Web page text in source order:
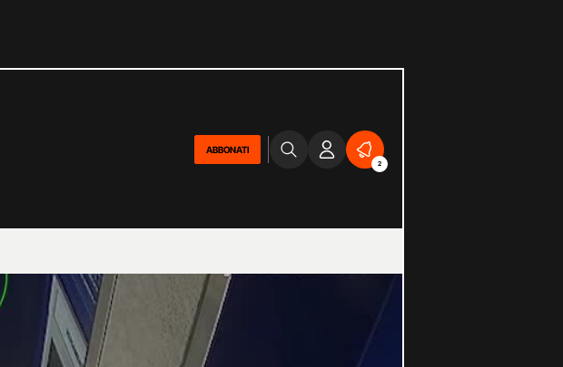
ABBONATI
2